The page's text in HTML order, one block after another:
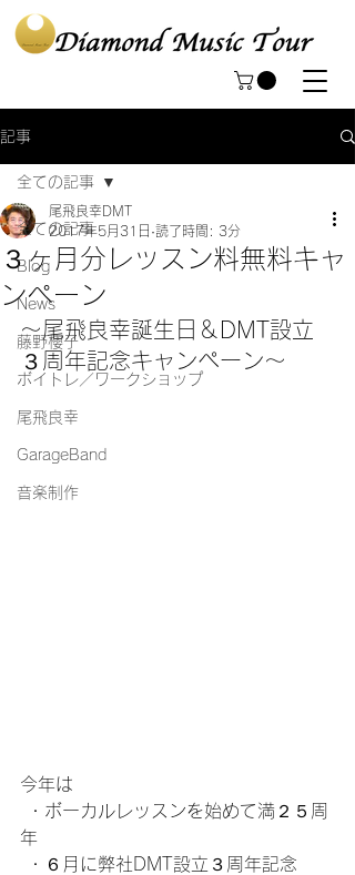
記事
全ての記事
Blog
News
藤野櫻子
ボイトレ／ワークショップ
尾飛良幸
GarageBand
音楽制作
全ての記事
３ヶ月分レッスン料無料キャ
ンペーン
尾飛良幸DMT
2017年5月31日 読了時間: 3分
～尾飛良幸誕生日＆DMT設立
３周年記念キャンペーン～
今年は
年
・６月に弊社DMT設立３周年記念